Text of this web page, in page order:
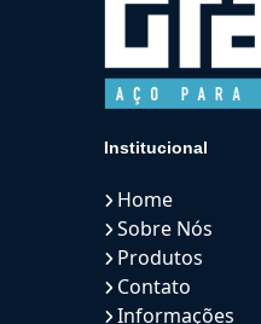
Institucional
Home
Sobre Nós
Produtos
Contato
Informações